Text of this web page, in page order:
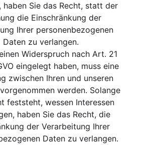
haben Sie das Recht, statt der
die Einschränkung der
Ihrer personenbezogenen
Daten zu verlangen.
Widerspruch nach Art. 21
eingelegt haben, muss eine
zwischen Ihren und unseren
werden. Solange
feststeht, wessen Interessen
haben Sie das Recht, die
der Verarbeitung Ihrer
Daten zu verlangen.